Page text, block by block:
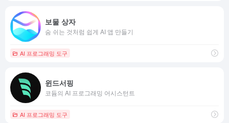
보물 상자
숨 쉬는 것처럼 쉽게 AI 앱 만들기
AI 프로그래밍 도구
윈드서핑
코듐의 AI 프로그래밍 어시스턴트
AI 프로그래밍 도구